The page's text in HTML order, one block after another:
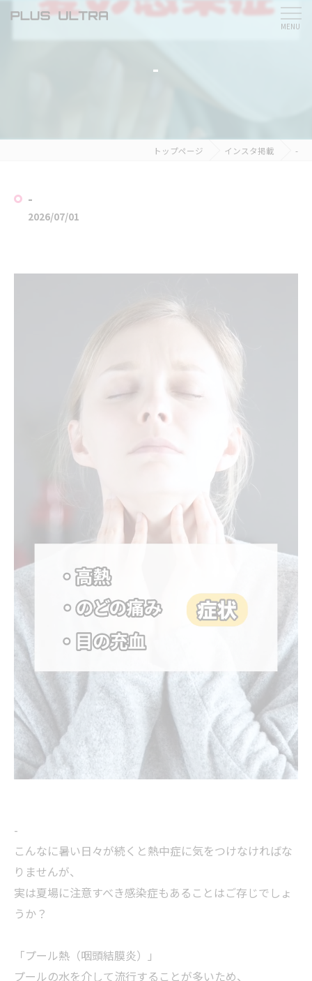
-
トップページ インスタ掲載 -
-
2026/07/01
-
こんなに暑い日々が続くと熱中症に気をつけなければな
りませんが、
実は夏場に注意すべき感染症もあることはご存じでしょ
うか？
「プール熱（咽頭結膜炎）」
プールの水を介して流行することが多いため、